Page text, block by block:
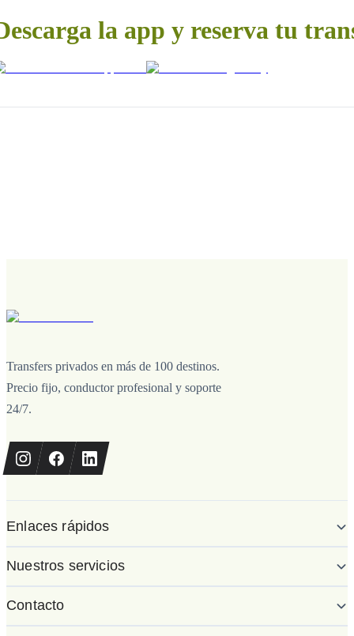
la app y reserva tu
Transfers privados en más de 100 destinos.
Precio fijo, conductor profesional y soporte
24/7.
Enlaces rápidos
Nuestros servicios
Contacto